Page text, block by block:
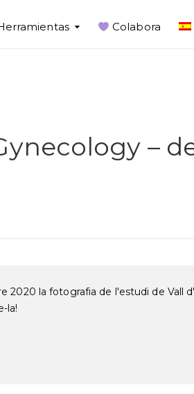
Colabora
–
2020 la fotografia de l'estudi de Vall
la!